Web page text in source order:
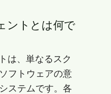
ントとは何で
は、単なるスク
フトウェアの意
ステムです。各